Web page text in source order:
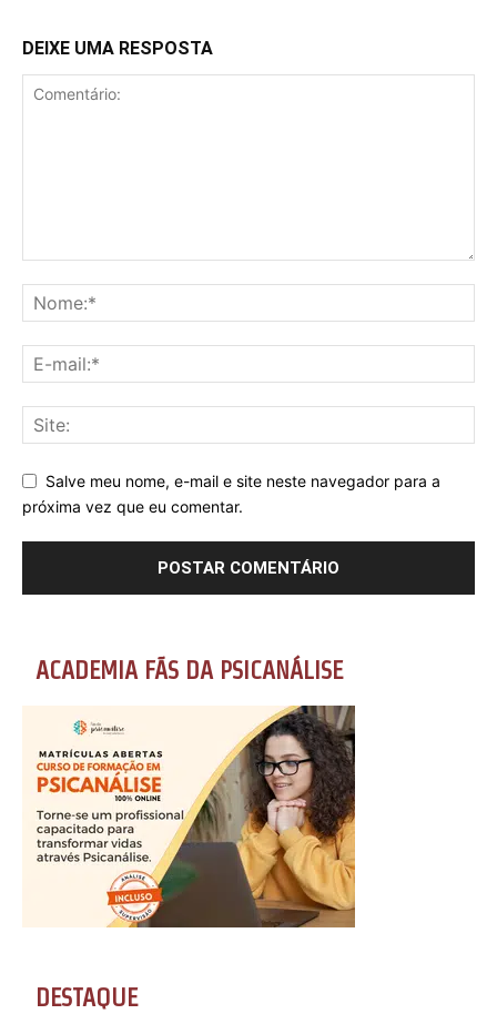
DEIXE UMA RESPOSTA
Salve meu nome, e-mail e site neste navegador para a
próxima vez que eu comentar.
ACADEMIA FÃS DA PSICANÁLISE
DESTAQUE